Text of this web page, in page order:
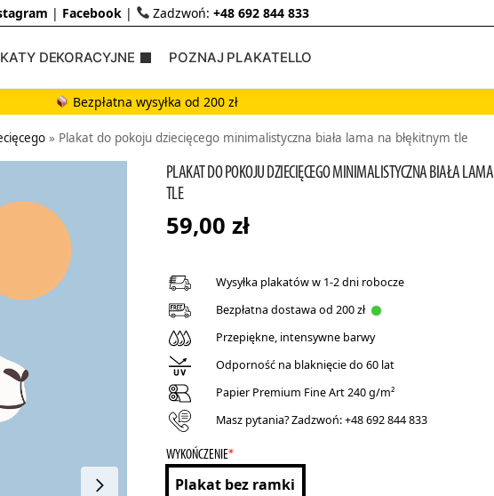
| Facebook| Zadzwoń:+48 692 844 833
DEKORACYJNE POZNAJ PLAKATELLO
Szukaj
Bezpłatna wysyłka od 200 zł
» Plakat do pokoju dziecięcego minimalistyczna biała lama na błękitnym tle
PLAKAT DO POKOJU DZIECIĘCEGO MINIMALISTYCZNA BIAŁA
TLE
59,00 zł
Wysyłka plakatów w 1-2 dni robocze
Bezpłatna dostawa od 200 zł
Przepiękne, intensywne barwy
Odporność na blaknięcie do 60 lat
Papier Premium Fine Art 240 g/m²
Masz pytania? Zadzwoń:+48 692 844 833
*
WYKOŃCZENIE
Plakat bez ramki